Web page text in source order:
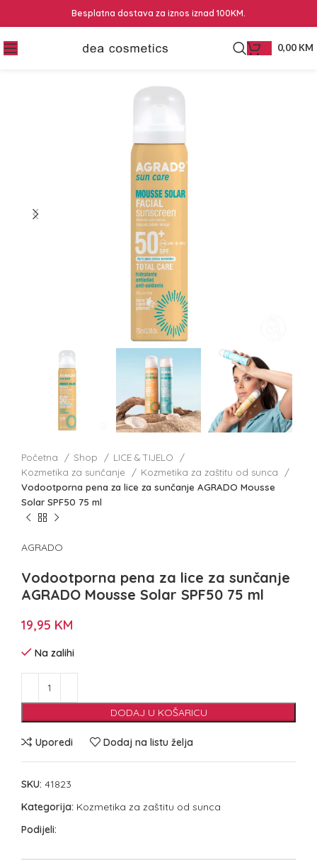
Besplatna dostava za iznos iznad 100KM.
0,00 KM
Početna Shop
LICE & TIJELO
Kozmetika za sunčanje
Kozmetika za zaštitu od sunca
Vodootporna pena za lice za sunčanje AGRADO Mousse
Solar SPF50 75 ml
AGRADO
Vodootporna pena za lice za sunčanje
AGRADO Mousse Solar SPF50 75 ml
19,95 KM
Na zalihi
DODAJ U KOŠARICU
Uporedi Dodaj na listu želja
SKU: 41823
Kategorija: Kozmetika za zaštitu od sunca
Podijeli: